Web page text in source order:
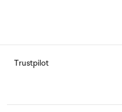
Trustpilot